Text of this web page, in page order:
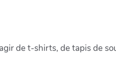
de t-shirts, de tapis de